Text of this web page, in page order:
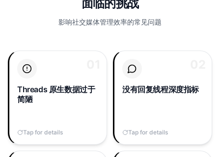
面临的挑战
影响社交媒体管理效率的常见问题
Threads 原生数据过于
简陋
Tap for details
01
Threads 仅展示每篇贴文
的原始曝光和点赞，没有
粉丝增长曲线、没有每篇
回复率、没有触达热力
图，只有毫无上下文的几
Tap to flip back
没有回复线程深度指标
Tap for details
02
Threads 算法奖励对话深
度，但原生应用不报告线
程长度、每篇平均回复
数，也不告诉你哪条贴文
Tap to flip back